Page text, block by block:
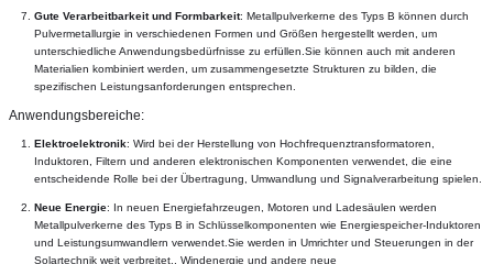
Gute Verarbeitbarkeit und Formbarkeit: Metallpulverkerne des Typs B können durch
Pulvermetallurgie in verschiedenen Formen und Größen hergestellt werden, um
unterschiedliche Anwendungsbedürfnisse zu erfüllen.Sie können auch mit anderen
Materialien kombiniert werden, um zusammengesetzte Strukturen zu bilden, die
spezifischen Leistungsanforderungen entsprechen.
Anwendungsbereiche:
Elektroelektronik: Wird bei der Herstellung von Hochfrequenztransformatoren,
Induktoren, Filtern und anderen elektronischen Komponenten verwendet, die eine
entscheidende Rolle bei der Übertragung, Umwandlung und Signalverarbeitung spielen.
Neue Energie: In neuen Energiefahrzeugen, Motoren und Ladesäulen werden
Metallpulverkerne des Typs B in Schlüsselkomponenten wie Energiespeicher-Induktoren
und Leistungsumwandlern verwendet.Sie werden in Umrichter und Steuerungen in der
Solartechnik weit verbreitet., Windenergie und andere neue